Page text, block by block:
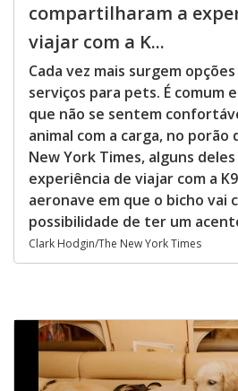
compartilharam a
viajar com a K...
Cada vez mais surgem
serviços para pets. É
que não se sentem
animal com a carga, no porão
New York Times, alguns
experiência de viajar com a
aeronave em que o bicho vai
possibilidade de ter um
Clark Hodgin/The New York Times